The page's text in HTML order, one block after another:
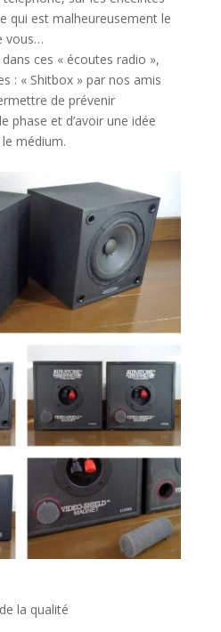
qui est malheureusement le
vous…
ces « écoutes radio »,
: « Shitbox » par nos amis
de prévenir
phase et d’avoir une idée
médium.
la qualité